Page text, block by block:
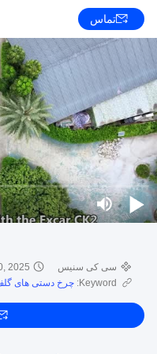
تماس
سی کی سنیس
2025
Keyword: چرخ دستی های